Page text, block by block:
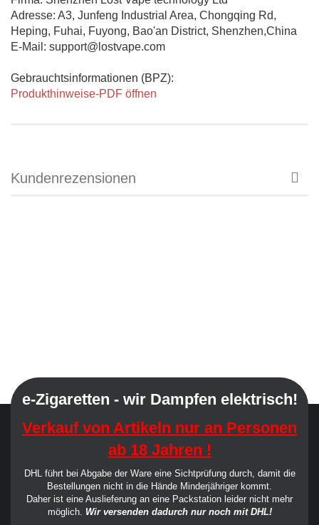
Adresse: A3, Junfeng Industrial Area, Chongqing Rd,
Heping, Fuhai, Fuyong, Bao'an District, Shenzhen,China
E-Mail: support@lostvape.com
Gebrauchtsinformationen (BPZ):
Produkthinweise-PDF öffnen
Kundenrezensionen
e-Zigaretten - wir Dampfen elektrisch!
Verkauf von Artikeln nur an Personen
ab 18 Jahren !
DHL führt bei Abgabe der Ware eine Sichtprüfung durch, damit die
Bestellungen nicht in die Hände Minderjähriger kommt.
Daher ist eine Auslieferung an eine Packstation leider nicht mehr
möglich. Wir versenden dadurch nur noch mit DHL!